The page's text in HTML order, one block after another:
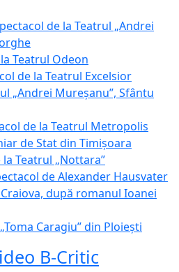
de la Teatrul „Andrei
Teatrul Odeon
de la Teatrul Excelsior
„Andrei Mureșanu”, Sfântu
de la Teatrul Metropolis
de Stat din Timișoara
Teatrul „Nottara”
de Alexander Hausvater
după romanul Ioanei
Caragiu” din Ploiești
B-Critic